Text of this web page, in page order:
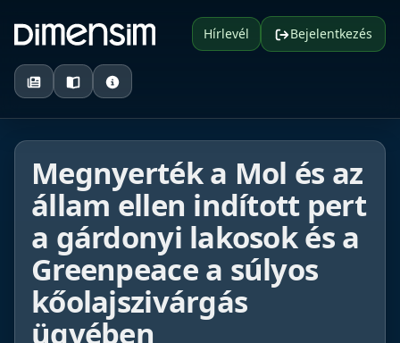
Hírlevél Bejelentkezés
Megnyerték a Mol és az
állam ellen indított pert
a gárdonyi lakosok és a
Greenpeace a súlyos
kőolajszivárgás
ügyében